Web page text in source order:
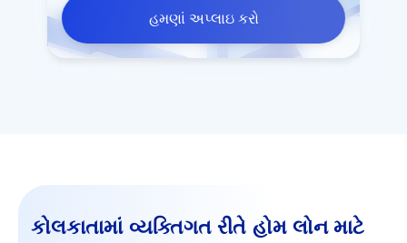
હમણાં અપ્લાઇ કરો
કોલકાતામાં વ્યક્તિગત રીતે હોમ લોન માટે